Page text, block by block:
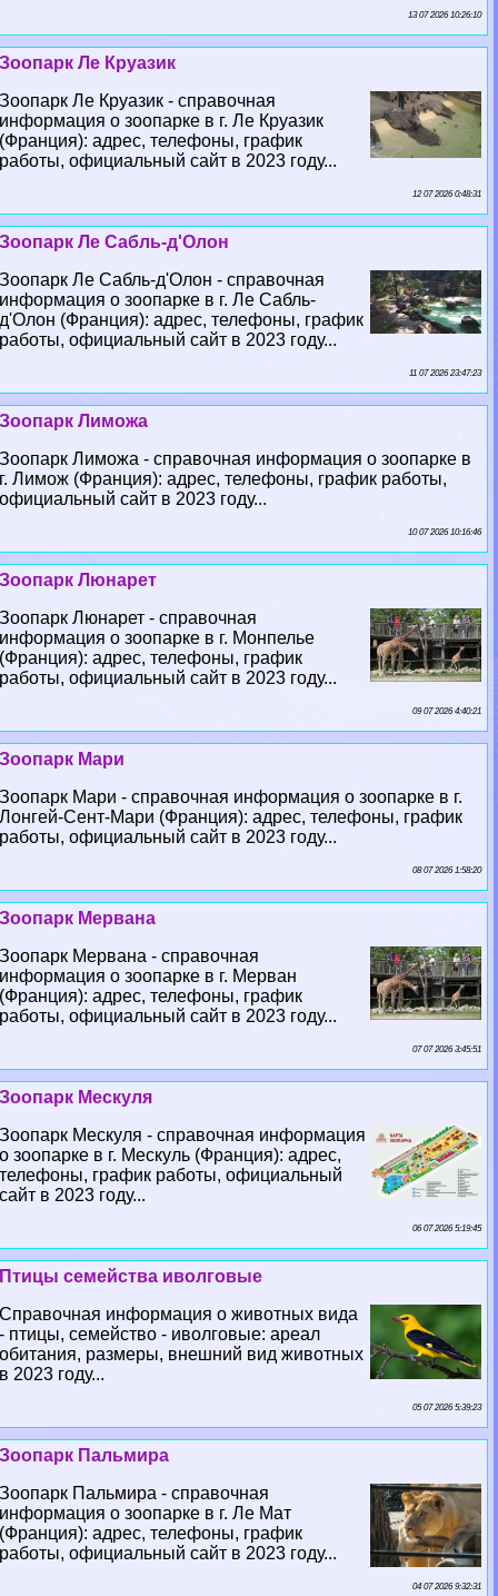
13 07 2026 10:26:10
Зоопарк Ле Круазик
Зоопарк Ле Круазик - справочная
информация о зоопарке в г. Ле Круазик
(Франция): адрес, телефоны, график
работы, официальный сайт в 2023 году...
12 07 2026 0:48:31
Зоопарк Ле Сабль-д'Олон
Зоопарк Ле Сабль-д'Олон - справочная
информация о зоопарке в г. Ле Сабль-
д'Олон (Франция): адрес, телефоны, график
работы, официальный сайт в 2023 году...
11 07 2026 23:47:23
Зоопарк Лиможа
Зоопарк Лиможа - справочная информация о зоопарке в
г. Лимож (Франция): адрес, телефоны, график работы,
официальный сайт в 2023 году...
10 07 2026 10:16:46
Зоопарк Люнарет
Зоопарк Люнарет - справочная
информация о зоопарке в г. Монпелье
(Франция): адрес, телефоны, график
работы, официальный сайт в 2023 году...
09 07 2026 4:40:21
Зоопарк Мари
Зоопарк Мари - справочная информация о зоопарке в г.
Лонгeй-Сент-Мари (Франция): адрес, телефоны, график
работы, официальный сайт в 2023 году...
08 07 2026 1:58:20
Зоопарк Мервана
Зоопарк Мервана - справочная
информация о зоопарке в г. Мерван
(Франция): адрес, телефоны, график
работы, официальный сайт в 2023 году...
07 07 2026 3:45:51
Зоопарк Мескуля
Зоопарк Мескуля - справочная информация
о зоопарке в г. Мескуль (Франция): адрес,
телефоны, график работы, официальный
сайт в 2023 году...
06 07 2026 5:19:45
Птицы семейства иволговые
Справочная информация о животных вида
- птицы, семейство - иволговые: ареал
обитания, размеры, внешний вид животных
в 2023 году...
05 07 2026 5:39:23
Зоопарк Пальмира
Зоопарк Пальмира - справочная
информация о зоопарке в г. Ле Мат
(Франция): адрес, телефоны, график
работы, официальный сайт в 2023 году...
04 07 2026 9:32:31